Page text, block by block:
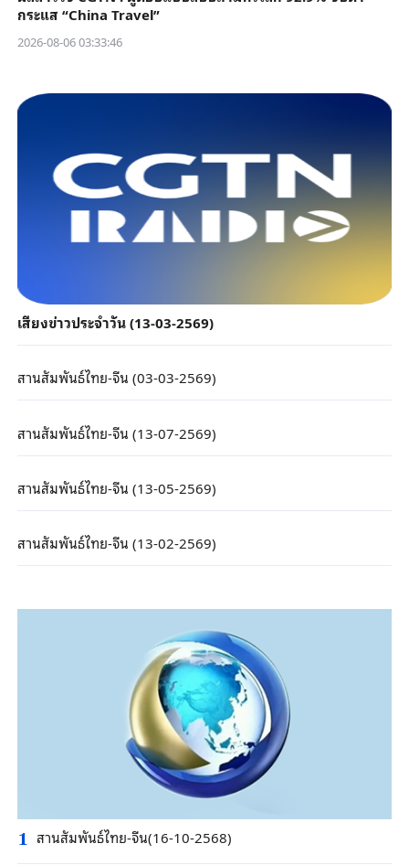
กระแส “China Travel”
2026-08-06 03:33:46
เสียงข่าวประจำวัน (13-03-2569)
สานสัมพันธ์ไทย-จีน (03-03-2569)
สานสัมพันธ์ไทย-จีน (13-07-2569)
สานสัมพันธ์ไทย-จีน (13-05-2569)
สานสัมพันธ์ไทย-จีน (13-02-2569)
1 สานสัมพันธ์ไทย-จีน(16-10-2568)